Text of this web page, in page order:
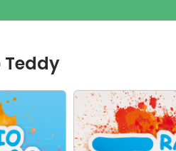
kann
04:09
und leise 02:28
Teddy